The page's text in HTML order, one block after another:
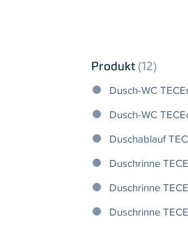
Produkt (12)
Dusch-WC
Dusch-WC
Duschablauf
Duschrinne
Duschrinne
Duschrinne